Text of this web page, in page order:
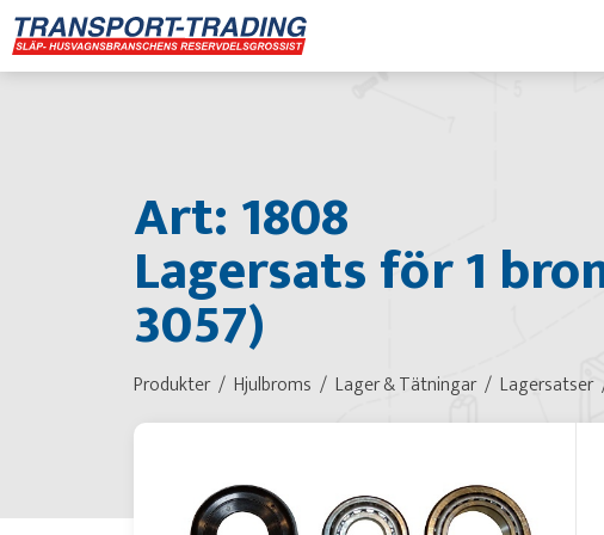
Art: 1808
Lagersats för 1
3057)
Produkter Hjulbroms Lager & Tätningar Lagersatser